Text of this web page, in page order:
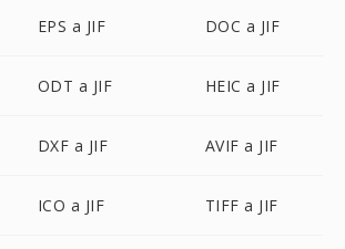
EPS a JIF DOC a JIF
ODT a JIF HEIC a JIF
DXF a JIF AVIF a JIF
ICO a JIF TIFF a JIF